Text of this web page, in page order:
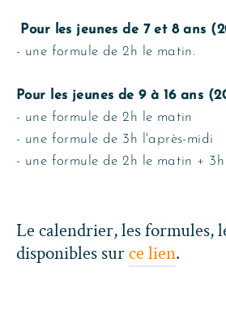
Pour les jeunes de 7 et 8 ans
- une formule de 2h le matin.
Pour les jeunes de 9 à 16 ans
- une formule de 2h le matin
- une formule de 3h l'après-midi
- une formule de 2h le matin +
Le calendrier, les formules,
disponibles surce lien.